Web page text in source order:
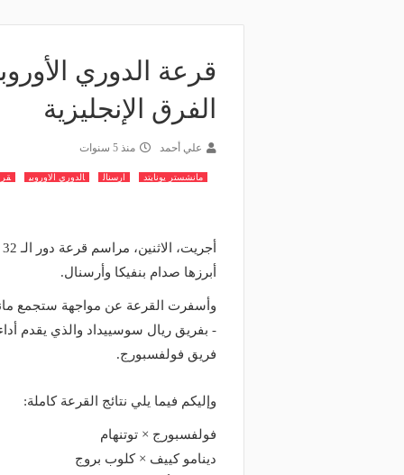
قرعة الدوري
الفرق الإنجليزية
علي أحمد منذ 5 سنوات
مانشستر يونايتد ارسنال الدوري الاوروبي
أبرزها صدام بنفيكا وأرسنال.
وأسفرت القرعة عن مواجهة ستجمع
- بفريق ريال سوسييداد والذي يقدم
فريق فولفسبورج.
وإليكم فيما يلي نتائج القرعة كاملة:
فولفسبورج × توتنهام
دينامو كييف × كلوب بروج